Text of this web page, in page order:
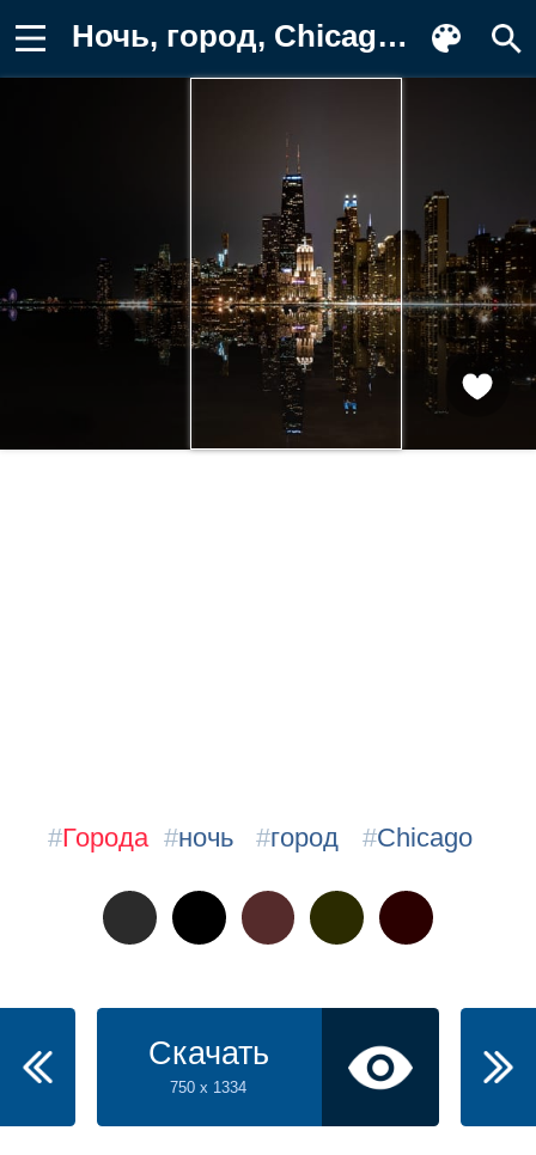
Ночь, город, Chicago Картинка
#Города #ночь #город #Chicago
Скачать
750 x 1334